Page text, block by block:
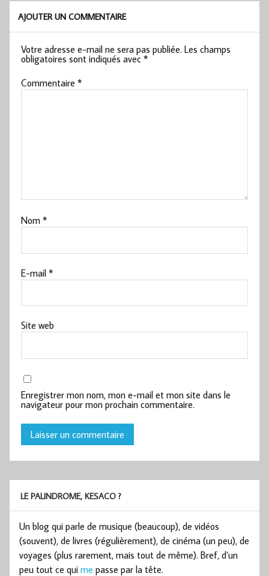
AJOUTER UN COMMENTAIRE
Votre adresse e-mail ne sera pas publiée. Les champs
obligatoires sont indiqués avec*
Commentaire*
Nom*
E-mail*
Site web
Enregistrer mon nom, mon e-mail et mon site dans le
navigateur pour mon prochain commentaire.
LE PALINDROME, KESACO ?
Un blog qui parle de musique (beaucoup), de vidéos
(souvent), de livres (régulièrement), de cinéma (un peu), de
voyages (plus rarement, mais tout de même). Bref, d’un
peu tout ce qui me passe par la tête.